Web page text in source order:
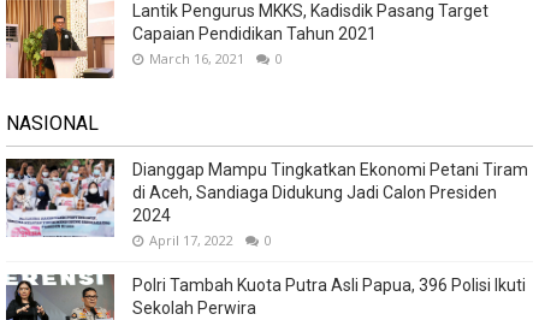
Lantik Pengurus MKKS, Kadisdik Pasang Target
Capaian Pendidikan Tahun 2021
March 16, 2021 0
NASIONAL
Dianggap Mampu Tingkatkan Ekonomi Petani Tiram
di Aceh, Sandiaga Didukung Jadi Calon Presiden
2024
April 17, 2022 0
Polri Tambah Kuota Putra Asli Papua, 396 Polisi Ikuti
Sekolah Perwira